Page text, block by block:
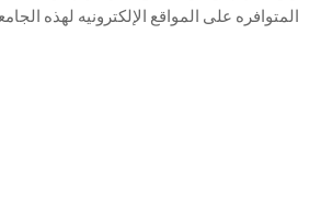
المتوافره على المواقع الإلكترونيه لهذه